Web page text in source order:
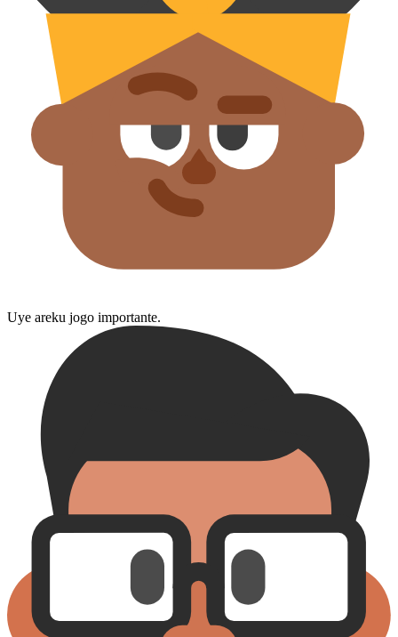
Uye areku jogo importante.